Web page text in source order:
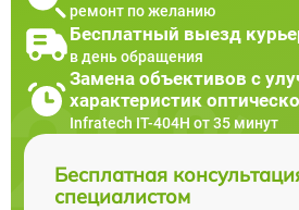
ремонт по желанию
Бесплатный выезд
в день обращения
Замена объективов с
характеристик
Infratech IT-404H от 35 минут
Бесплатная
специалистом